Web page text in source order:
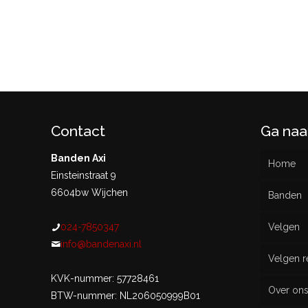
Contact
Banden Axi
Einsteinstraat 9
6604bw Wijchen
024-7850347
info@bandenaxi.nl
KVK-nummer: 57728461
BTW-nummer: NL206050999B01
Ga
Home
Banden
Nieuw
Velgen
Velgen
Over ons